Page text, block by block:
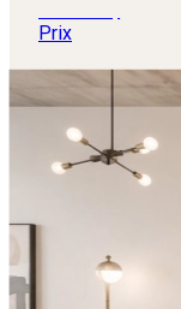
Prix